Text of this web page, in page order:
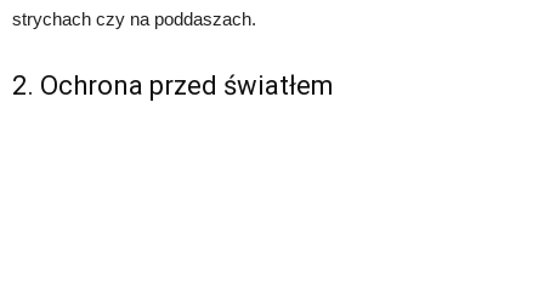
strychach czy na poddaszach.
2. Ochrona przed światłem